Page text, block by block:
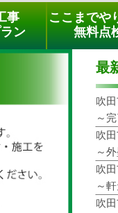
話でのご相談
[9時～18時
事
ン
ここまでや
無料点
最
吹
～
吹
～
吹
～
吹